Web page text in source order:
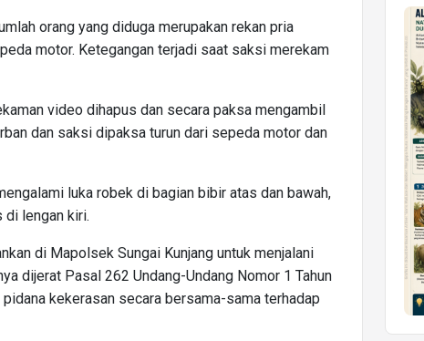
orang yang diduga merupakan rekan pria
motor. Ketegangan terjadi saat saksi merekam
video dihapus dan secara paksa mengambil
dan saksi dipaksa turun dari sepeda motor dan
luka robek di bagian bibir atas dan bawah,
di lengan kiri.
di Mapolsek Sungai Kunjang untuk menjalani
dijerat Pasal 262 Undang-Undang Nomor 1 Tahun
kekerasan secara bersama-sama terhadap